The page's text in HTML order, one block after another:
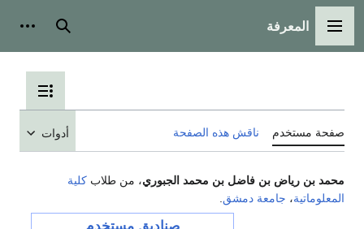
القائمة الرئيسية
المعرفة بحث
تبديل عرض
مستخدم ناقش هذه الصفحة أدوات
بن رياض بن فاضل بن محمد الجبوري، من طلابكلية
،جامعة دمشق.